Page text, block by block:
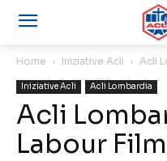
Home Iniziative Acli Acli
Iniziative Acli Acli Lombardia
Acli
Labour